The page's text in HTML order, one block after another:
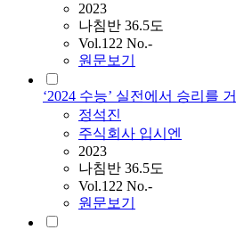
2023
나침반 36.5도
Vol.122 No.-
원문보기
‘2024 수능’ 실전에서 승리를
정석진
주식회사 입시엔
2023
나침반 36.5도
Vol.122 No.-
원문보기